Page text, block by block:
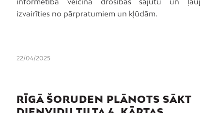
izvairīties no pārpratumiem un kļūdām.
22/04/2025
RĪGĀ ŠORUDEN PLĀNOTS SĀKT